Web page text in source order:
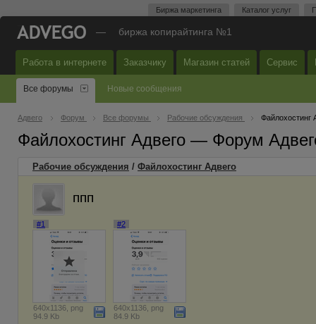
Биржа маркетинга Каталог услуг
— биржа копирайтинга №1
Работа в интернете Заказчику Магазин статей Сервис
Все форумы Новые сообщения
Адвего Форум Все форумы Рабочие обсуждения Файлохостинг
Файлохостинг Адвего — Форум
Рабочие обсуждения / Файлохостинг Адвего
ппп
#1
640x1136, png
94.9 Kb
#2
640x1136, png
84.9 Kb